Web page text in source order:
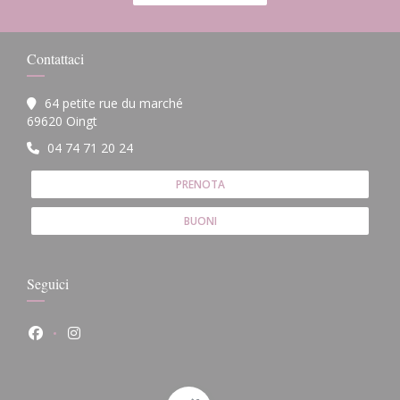
Contattaci
64 petite rue du marché
69620 Oingt
04 74 71 20 24
PRENOTA
BUONI
Seguici
Facebook ((apre una nuova finestra))
Instagram ((apre una nuova finestra))